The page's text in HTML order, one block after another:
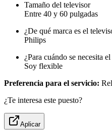
Tamaño del televisor
Entre 40 y 60 pulgadas
¿De qué marca es el
Philips
¿Para cuándo se necesita
Soy flexible
Preferencia para el servicio:
¿Te interesa este puesto?
Aplicar